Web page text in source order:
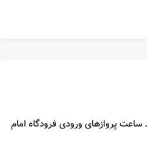
پروازهای ورودی فرودگاه امام